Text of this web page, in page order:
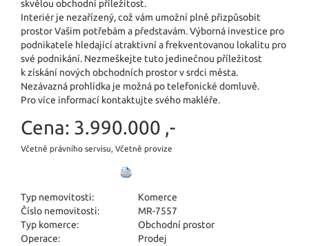
skvělou obchodní příležitost.
Interiér je nezařízený, což vám umožní plně přizpůsobit
prostor Vašim potřebám a představám. Výborná investice pro
podnikatele hledající atraktivní a frekventovanou lokalitu pro
své podnikání. Nezmeškejte tuto jedinečnou příležitost
k získání nových obchodních prostor v srdci města.
Nezávazná prohlídka je možná po telefonické domluvě.
Pro více informací kontaktujte svého makléře.
Cena: 3.990.000 ,-
Včetně právního servisu, Včetně provize
Typ nemovitosti:
Komerce
Číslo nemovitosti:
MR-7557
Typ komerce:
Obchodní prostor
Operace:
Prodej